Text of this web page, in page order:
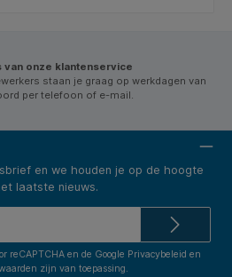
van onze klantenservice
staan je graag op werkdagen van
per telefoon of e-mail.
en we houden je op de hoogte
laatste nieuws.
reCAPTCHA en de Google Privacybeleid en
zijn van toepassing.